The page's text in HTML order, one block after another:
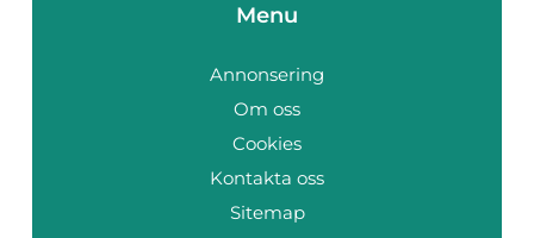
Menu
Annonsering
Om oss
Cookies
Kontakta oss
Sitemap